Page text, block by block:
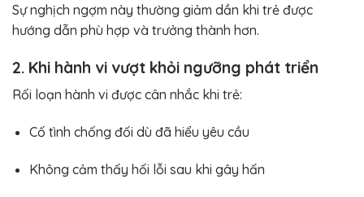
Sự nghịch ngợm này thường giảm dần khi trẻ được
hướng dẫn phù hợp và trưởng thành hơn.
2. Khi hành vi vượt khỏi ngưỡng phát triển
Rối loạn hành vi được cân nhắc khi trẻ:
Cố tình chống đối dù đã hiểu yêu cầu
Không cảm thấy hối lỗi sau khi gây hấn